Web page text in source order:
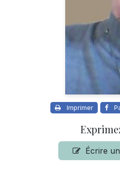
Imprimer
Écrire